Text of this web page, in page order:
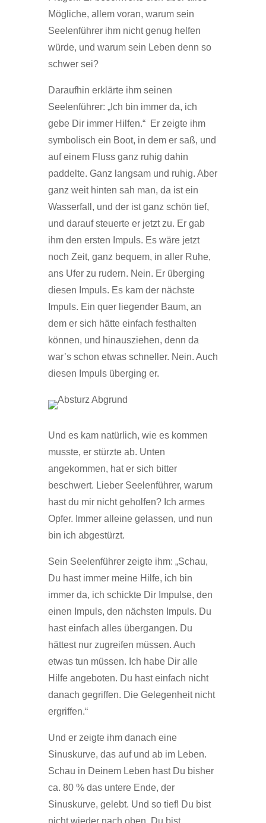
Mögliche, allem voran, warum sein
Seelenführer ihm nicht genug helfen
würde, und warum sein Leben denn so
schwer sei?
Daraufhin erklärte ihm seinen
Seelenführer: „Ich bin immer da, ich
gebe Dir immer Hilfen.“ Er zeigte ihm
symbolisch ein Boot, in dem er saß, und
auf einem Fluss ganz ruhig dahin
paddelte. Ganz langsam und ruhig. Aber
ganz weit hinten sah man, da ist ein
Wasserfall, und der ist ganz schön tief,
und darauf steuerte er jetzt zu. Er gab
ihm den ersten Impuls. Es wäre jetzt
noch Zeit, ganz bequem, in aller Ruhe,
ans Ufer zu rudern. Nein. Er überging
diesen Impuls. Es kam der nächste
Impuls. Ein quer liegender Baum, an
dem er sich hätte einfach festhalten
können, und hinausziehen, denn da
war’s schon etwas schneller. Nein. Auch
diesen Impuls überging er.
Und es kam natürlich, wie es kommen
musste, er stürzte ab. Unten
angekommen, hat er sich bitter
beschwert. Lieber Seelenführer, warum
hast du mir nicht geholfen? Ich armes
Opfer. Immer alleine gelassen, und nun
bin ich abgestürzt.
Sein Seelenführer zeigte ihm: „Schau,
Du hast immer meine Hilfe, ich bin
immer da, ich schickte Dir Impulse, den
einen Impuls, den nächsten Impuls. Du
hast einfach alles übergangen. Du
hättest nur zugreifen müssen. Auch
etwas tun müssen. Ich habe Dir alle
Hilfe angeboten. Du hast einfach nicht
danach gegriffen. Die Gelegenheit nicht
ergriffen.“
Und er zeigte ihm danach eine
Sinuskurve, das auf und ab im Leben.
Schau in Deinem Leben hast Du bisher
ca. 80 % das untere Ende, der
Sinuskurve, gelebt. Und so tief! Du bist
nicht wieder nach oben, Du bist